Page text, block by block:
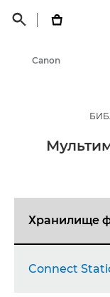
 
Canon
Хранилище
Connect